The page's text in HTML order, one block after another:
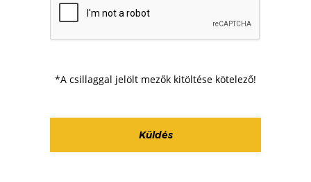
*A csillaggal jelölt mezők kitöltése kötelező!